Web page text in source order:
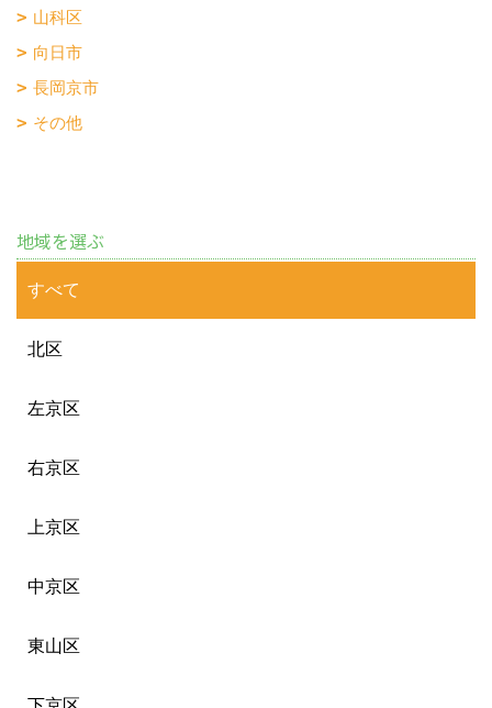
山科区
向日市
長岡京市
その他
地域を選ぶ
すべて
北区
左京区
右京区
上京区
中京区
東山区